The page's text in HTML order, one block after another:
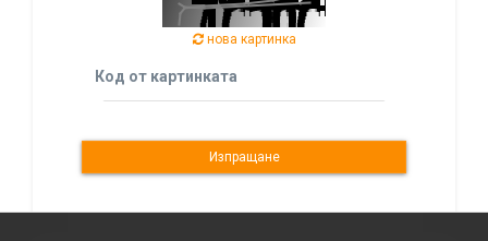
нова картинка
Код от картинката